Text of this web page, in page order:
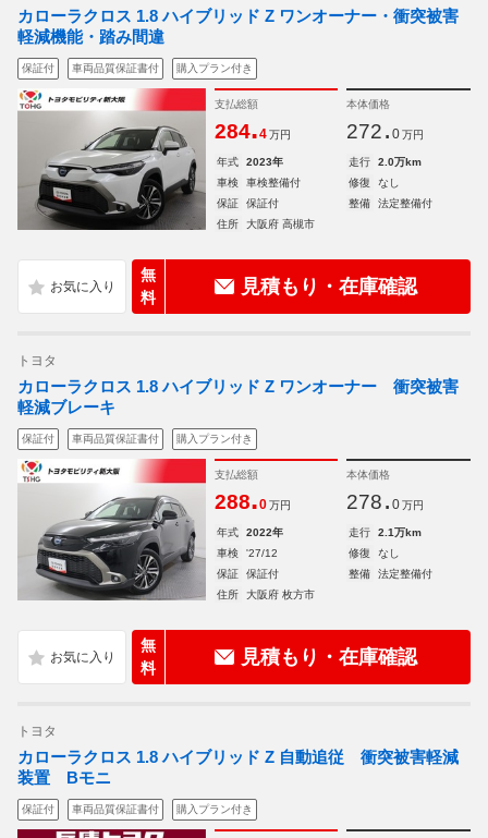
カローラクロス 1.8 ハイブリッド Z ワンオーナー・衝突被害
軽減機能・踏み間違
保証付 車両品質保証書付 購入プラン付き
支払総額
284.4 万円
本体価格
272. 0 万円
年式 2023年 走行
2.0万km
車検
車検整備付 修復
なし
保証
保証付 整備
法定整備付
住所
大阪府 高槻市
無
料
見積もり・在庫確認
トヨタ
カローラクロス 1.8 ハイブリッド Z ワンオーナー 衝突被害
軽減ブレーキ
保証付 車両品質保証書付 購入プラン付き
支払総額
288.0 万円
本体価格
278. 0 万円
年式 2022年 走行
2.1万km
車検
'27/12 修復
なし
保証
保証付 整備
法定整備付
住所
大阪府 枚方市
無
料
見積もり・在庫確認
トヨタ
カローラクロス 1.8 ハイブリッド Z 自動追従 衝突被害軽減
装置 Bモニ
保証付 車両品質保証書付 購入プラン付き